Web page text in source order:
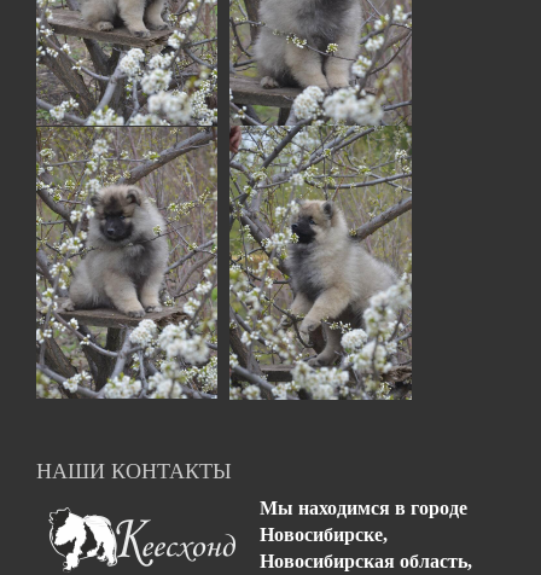
НАШИ КОНТАКТЫ
Мы находимся в городе
Новосибирске,
Новосибирская область,